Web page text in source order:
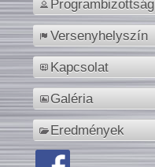
Programbizottság
Versenyhelyszín
Kapcsolat
Galéria
Eredmények